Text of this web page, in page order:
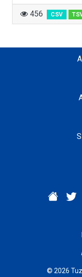
456 CSV
© 2026